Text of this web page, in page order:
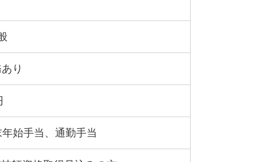
り
始手当、通勤手当